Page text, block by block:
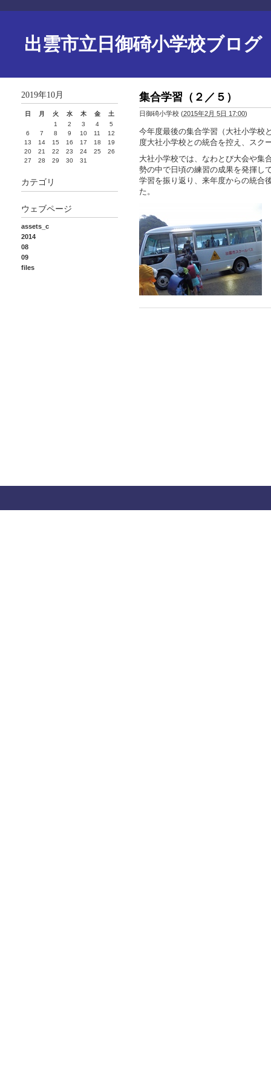
出雲市立日御碕小学校ブログ
集合学習（２／５）
日御碕小学校 (2015年2月 5日 17:00)
今年度最後の集合学習（大社小学校
度大社小学校との統合を控え、スク
大社小学校では、なわとび大会や集
勢の中で日頃の練習の成果を発揮し
学習を振り返り、来年度からの統合
た。
2019年10月
日 月 火 水 木 金
土
1
2 3 4
5
6
7 8 9 10 11
12
13
14 15 16 17 18
19
20
21 22 23 24 25
26
27
28 29 30 31
カテゴリ
ウェブページ
assets_c
2014
08
09
files